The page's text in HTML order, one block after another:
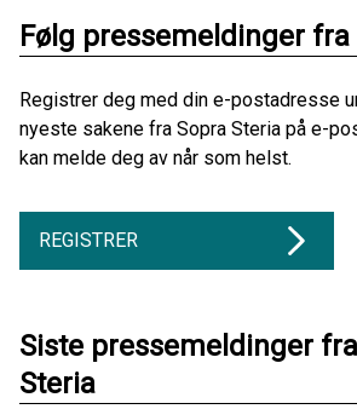
Følg pressemeldinger fra
Registrer deg med din e-postadresse
nyeste sakene fra Sopra Steria på e-
kan melde deg av når som helst.
REGISTRER
Siste pressemeldinger
Steria